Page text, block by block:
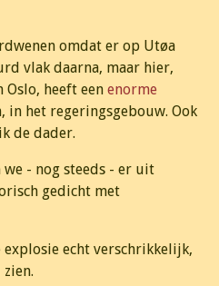
omdat er op Utøa
vlak daarna, maar hier,
heeft een enorme
in het regeringsgebouw. Ook
de dader.
we - nog steeds - er uit
gedicht met
explosie echt verschrikkelijk,
zien.